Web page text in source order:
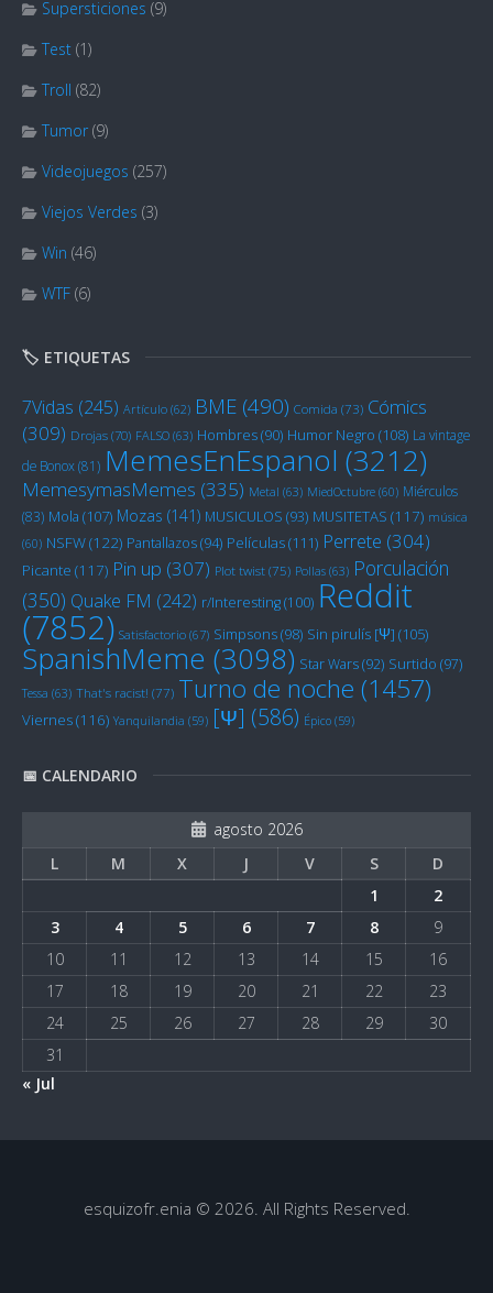
Supersticiones (9)
Test (1)
Troll (82)
Tumor (9)
Videojuegos (257)
Viejos Verdes (3)
Win (46)
WTF (6)
🏷️ ETIQUETAS
7Vidas (245) Artículo (62) BME (490) Comida (73) Cómics
(309) Drojas (70) FALSO (63) Hombres(90) Humor Negro (108) La vintage
de Bonox(81) MemesEnEspanol (3212)
MemesymasMemes (335) Metal (63) MiedOctubre (60) Miérculos
(83) Mola (107) Mozas (141) MUSICULOS (93) MUSITETAS (117) música
(60) NSFW(122) Pantallazos(94) Películas(111) Perrete (304)
Picante (117) Pin up (307) Plot twist (75) Pollas (63) Porculación
(350) Quake FM (242) r/Interesting(100) Reddit
(7852) Satisfactorio (67) Simpsons(98) Sin pirulís [Ψ] (105)
SpanishMeme (3098) Star Wars(92) Surtido (97)
Tessa (63) That's racist! (77) Turno de noche (1457)
Viernes(116) Yanquilandia (59) [Ψ] (586) Épico (59)
📅 CALENDARIO
agosto 2026
L
M X J V S
D
1
2
3
4 5 6 7 8
9
10
11 12 13 14 15
16
17
18 19 20 21 22
23
24
25 26 27 28 29
30
31
« Jul
esquizofr.enia © 2026. All Rights Reserved.